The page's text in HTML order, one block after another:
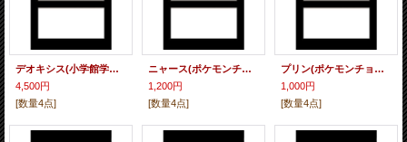
デオキシス(小学館学年誌200407) 小学館「小学一年生」「小学二年生」「小学三年生」「小学四年生」「小学五年生」8月号付録 未剥がし
4,500円
[数量4点]
ニャース(ポケモンチョコ200402) 明治製菓「ポケモンチョコスナック」おまけカード (未開封)
1,200円
[数量4点]
プリン(ポケモンチョコ200402) 明治製菓「ポケモンチョコスナック」おまけカード 未開封
1,000円
[数量4点]